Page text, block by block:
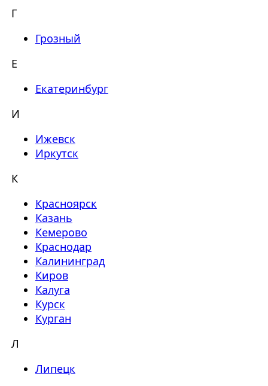
Г
Грозный
Е
Екатеринбург
И
Ижевск
Иркутск
К
Красноярск
Казань
Кемерово
Краснодар
Калининград
Киров
Калуга
Курск
Курган
Л
Липецк